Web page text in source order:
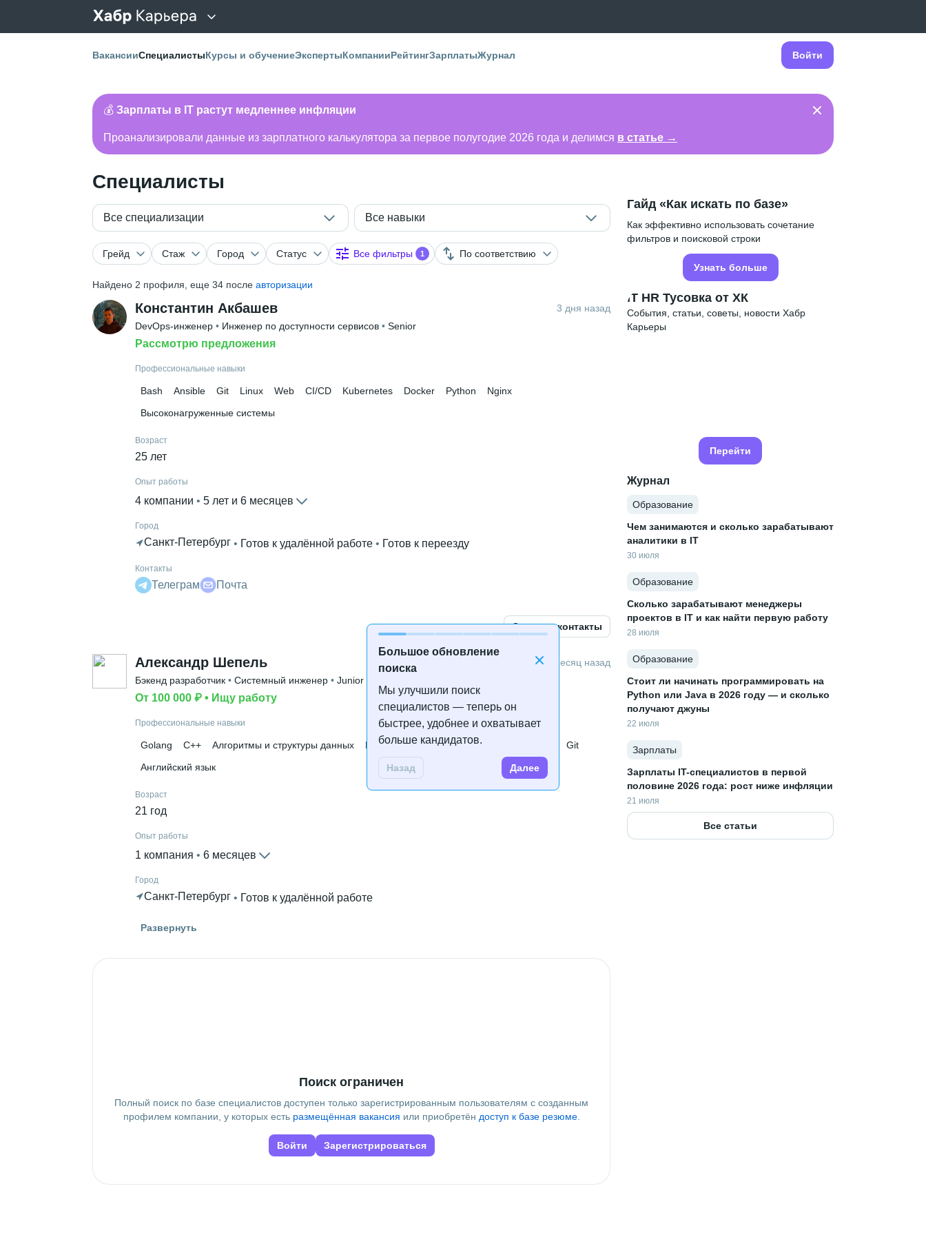
ВакансииСпециалистыКурсы и обучениеЭкспертыКомпанииРейтингЗарплатыЖурнал Войти
💰 Зарплаты в IT растут медленнее инфляции
Проанализировали данные из зарплатного калькулятора за первое полугодие 2026 года и делимся в статье →
Специалисты
Все специализации Все навыки
Грейд Стаж Город Статус Все фильтры 1 По соответствию
Найдено 2 профиля, еще 34 после авторизации
Большое обновление
поиска
Мы улучшили поиск
специалистов — теперь он
быстрее, удобнее и охватывает
больше кандидатов.
Назад Далее
Константин Акбашев
3 дня назад
DevOps-инженер • Инженер по доступности сервисов • Senior
Рассмотрю предложения
Профессиональные навыки
Bash Ansible Git Linux Web CI/CD Kubernetes Docker Python
Nginx
Высоконагруженные системы
Возраст
25 лет
Опыт работы
4 компании 5 лет и 6 месяцев
Город
Санкт-Петербург • Готов к удалённой работе • Готов к переезду
Контакты
Телеграм Почта
Открыть контакты
Александр Шепель
1 месяц назад
Бэкенд разработчик • Системный инженер • Junior
От 100 000 ₽ • Ищу работу
Профессиональные навыки
Golang C++ Алгоритмы и структуры данных Python PostgreSQL MySQL
Git
Английский язык
Возраст
21 год
Опыт работы
1 компания 6 месяцев
Город
Санкт-Петербург • Готов к удалённой работе
Гражданство
Развернуть
Поиск ограничен
Полный поиск по базе специалистов доступен только зарегистрированным пользователям с созданным
профилем компании, у которых есть размещённая вакансия или приобретён доступ к базе резюме.
Войти Зарегистрироваться
Гайд «Как искать по базе»
Как эффективно использовать сочетание
фильтров и поисковой строки
Узнать больше
IT HR Тусовка от ХК
События, статьи, советы, новости Хабр
Карьеры
Перейти
Журнал
Образование
Чем занимаются и сколько зарабатывают
аналитики в IT
30 июля
Образование
Сколько зарабатывают менеджеры
проектов в IT и как найти первую работу
28 июля
Образование
Стоит ли начинать программировать на
Python или Java в 2026 году — и сколько
получают джуны
22 июля
Зарплаты
Зарплаты IT-специалистов в первой
половине 2026 года: рост ниже инфляции
21 июля
Все статьи